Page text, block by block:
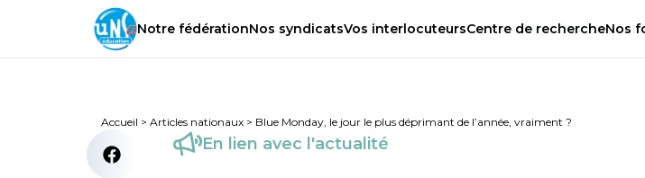
Notre fédérationNos syndicatsVos interlocuteursCentre de rechercheNos
Accueil > Articles nationaux > Blue Monday, le jour le plus déprimant de l’année, vraiment ?
En lien avec l'actualité